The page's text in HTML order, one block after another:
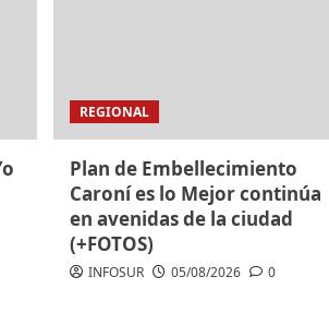
REGIONAL
Plan de Embellecimiento
Caroní es lo Mejor continúa
en avenidas de la ciudad
(+FOTOS)
INFOSUR 05/08/2026 0